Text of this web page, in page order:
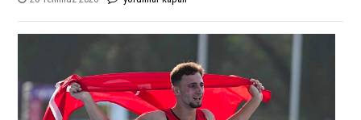
Türkiye
gelen
Avrupa
İkinciliği!